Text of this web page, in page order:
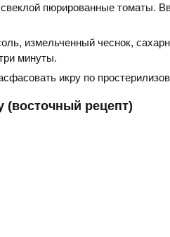
свеклой пюрированные томаты.
измельченный чеснок,
минуты.
икру по
(восточный рецепт)